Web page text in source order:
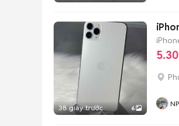
38 giây trước 6